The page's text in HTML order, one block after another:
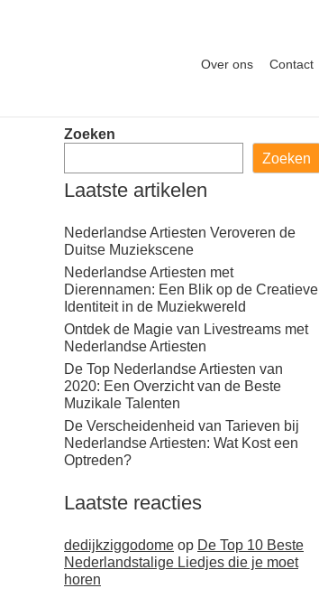
Over ons Contact
Zoeken
Zoeken
Laatste artikelen
Nederlandse Artiesten Veroveren de
Duitse Muziekscene
Nederlandse Artiesten met
Dierennamen: Een Blik op de Creatieve
Identiteit in de Muziekwereld
Ontdek de Magie van Livestreams met
Nederlandse Artiesten
De Top Nederlandse Artiesten van
2020: Een Overzicht van de Beste
Muzikale Talenten
De Verscheidenheid van Tarieven bij
Nederlandse Artiesten: Wat Kost een
Optreden?
Laatste reacties
dedijkziggodome op De Top 10 Beste
Nederlandstalige Liedjes die je moet
horen